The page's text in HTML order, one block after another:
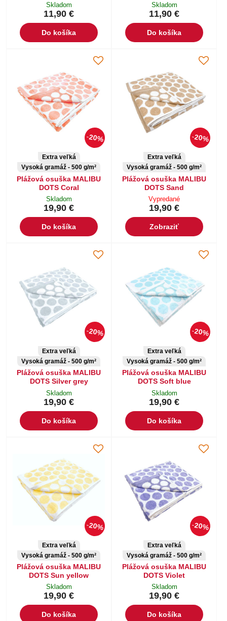
Skladom
11,90 €
Do košíka
Skladom
11,90 €
Do košíka
20%
Extra veľká
Vysoká gramáž - 500 g/m²
Plážová osuška MALIBU
DOTS Coral
Skladom
19,90 €
Do košíka
20%
Extra veľká
Vysoká gramáž - 500 g/m²
Plážová osuška MALIBU
DOTS Sand
Vypredané
19,90 €
Zobraziť
20%
Extra veľká
Vysoká gramáž - 500 g/m²
Plážová osuška MALIBU
DOTS Silver grey
Skladom
19,90 €
Do košíka
20%
Extra veľká
Vysoká gramáž - 500 g/m²
Plážová osuška MALIBU
DOTS Soft blue
Skladom
19,90 €
Do košíka
20%
Extra veľká
Vysoká gramáž - 500 g/m²
Plážová osuška MALIBU
DOTS Sun yellow
Skladom
19,90 €
Do košíka
20%
Extra veľká
Vysoká gramáž - 500 g/m²
Plážová osuška MALIBU
DOTS Violet
Skladom
19,90 €
Do košíka